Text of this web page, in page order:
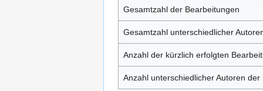
Gesamtzahl der Bearbeitungen
Gesamtzahl unterschiedlicher
Anzahl der kürzlich erfolgten
Anzahl unterschiedlicher Autoren